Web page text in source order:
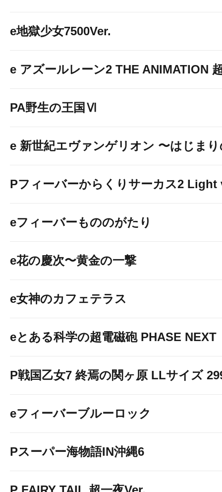
１台開放
e地獄少女7500Ver.
e アズールレーン2 THE ANIMATION
PA野生の王国Ⅵ
e 新世紀エヴァンゲリオン 〜はじま
Pフィーバーからくりサーカス2 Light
eフィーバーもののがたり
e花の慶次〜黄金の一撃
e女神のカフェテラス
eとある科学の超電磁砲 PHASE NEXT
P戦国乙女7 終焉の関ヶ原 LLサイズ
eフィーバーブルーロック
Pスーパー海物語IN沖縄6